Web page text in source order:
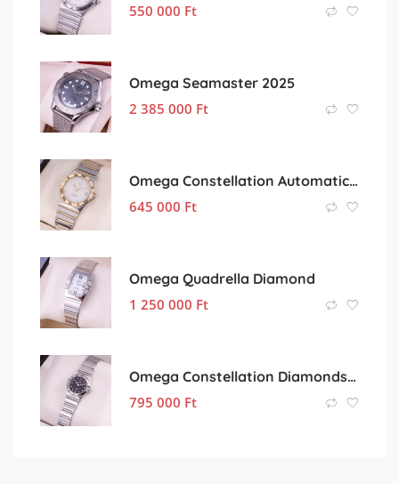
550 000 Ft
Omega Seamaster 2025
2 385 000 Ft
Omega Constellation Automatic 18k
645 000 Ft
Omega Quadrella Diamond
1 250 000 Ft
Omega Constellation Diamonds Black
795 000 Ft